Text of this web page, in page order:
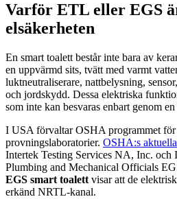
Varför ETL eller EGS
elsäkerheten
En smart toalett består inte bara av
en uppvärmd sits, tvätt med varmt
luktneutraliserare, nattbelysning,
och jordskydd. Dessa elektriska
som inte kan besvaras enbart genom
I USA förvaltar OSHA programmet för
provningslaboratorier. OSHA:s
Intertek Testing Services NA, Inc. och
Plumbing and Mechanical Officials
EGS smart toalett visar att de
erkänd NRTL-kanal.